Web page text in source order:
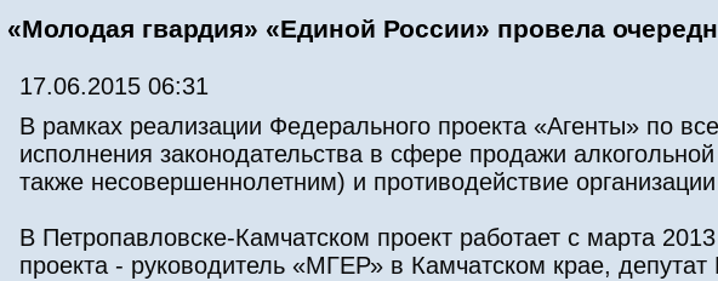
«Молодая гвардия» «Единой России» провела
17.06.2015 06:31
В рамках реализации Федерального проекта «Агенты» по
исполнения законодательства в сфере продажи
также несовершеннолетним) и противодействие
В Петропавловске-Камчатском проект работает с марта
проекта - руководитель «МГЕР» в Камчатском крае,